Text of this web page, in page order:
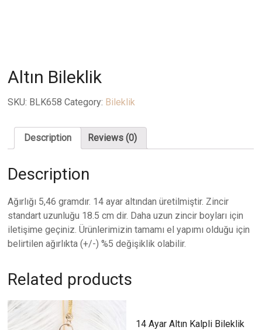
Altın Bileklik
SKU: BLK658 Category: Bileklik
Description Reviews (0)
Description
Ağırlığı 5,46 gramdır. 14 ayar altından üretilmiştir. Zincir
standart uzunluğu 18.5 cm dir. Daha uzun zincir boyları için
iletişime geçiniz. Ürünlerimizin tamamı el yapımı olduğu için
belirtilen ağırlıkta (+/-) %5 değişiklik olabilir.
Related products
14 Ayar Altın Kalpli Bileklik